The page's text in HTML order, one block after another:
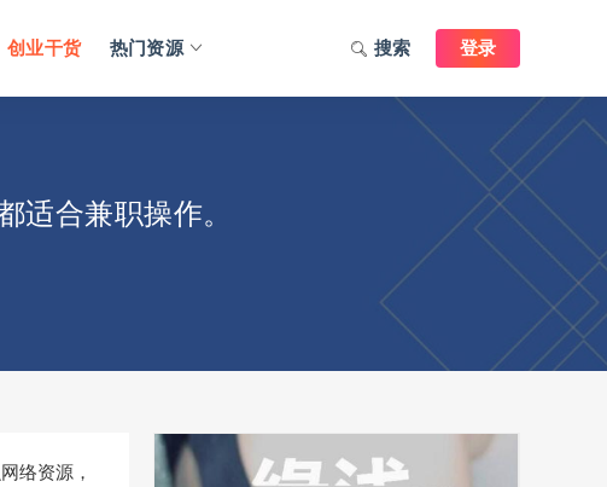
创业干货 热门资源 登录
搜索
适合兼职操作。
络资源，